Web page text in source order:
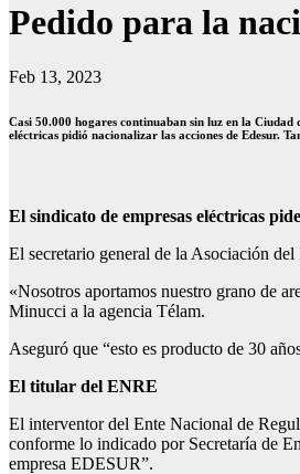
Pedido para la
Feb 13, 2023
Casi 50.000 hogares continuaban sin luz en la Ciudad
eléctricas pidió nacionalizar las acciones de Edesur.
El sindicato de empresas eléctricas
El secretario general de la Asociación
«Nosotros aportamos nuestro grano de
Minucci a la agencia Télam.
Aseguró que “esto es producto de 30
El titular del ENRE
El interventor del Ente Nacional de
conforme lo indicado por Secretaría de
empresa EDESUR”.